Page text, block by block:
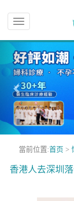
Toggle
navigation
當前位置:首页 >
香港人去深圳